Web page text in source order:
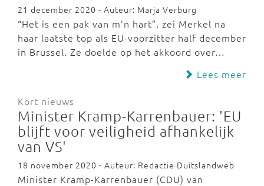
21 december 2020 - Auteur: Marja Verburg
“Het is een pak van m’n hart”, zei Merkel na
haar laatste top als EU-voorzitter half december
in Brussel. Ze doelde op het akkoord over…
Lees meer
Kort nieuws
Minister Kramp-Karrenbauer: 'EU
blijft voor veiligheid afhankelijk
van VS'
18 november 2020 - Auteur: Redactie Duitslandweb
Minister Kramp-Karrenbauer (CDU) van